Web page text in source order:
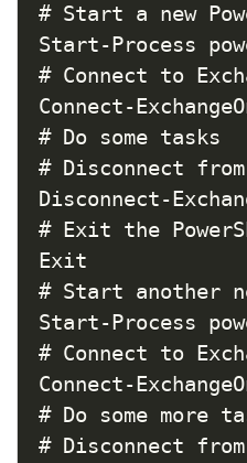
# Start a new
Start-Process
# Connect to
Connect-
# Do some tasks
# Disconnect
Disconnect-
# Exit the
Exit
# Start another
Start-Process
# Connect to
Connect-
# Do some more
# Disconnect